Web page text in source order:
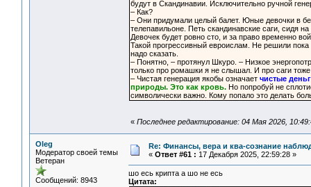
будут в Скандинавии. Исключительно ручной
– Как?
– Они придумали целый балет. Юные девочки в
телепавильоне. Петь скандинавские саги, сидя
Девочек будет ровно сто, и за право временно
Такой прогрессивный евроислам. Не решили
надо сказать.
– Понятно, – протянул Шкуро. – Низкое
только про ромашки я не слышал. И про саги
– Чистая генерация якобы означает чистые
природы. Это как кровь. Но попробуй не
символически важно. Кому попало это делать
« Последнее редактирование: 04 Мая 2026,
Oleg
Модератор своей темы
Ветеран
Сообщений: 8943
Re: Финансы, вера и ква-сознание
« Ответ #61 : 17 Декабря 2025, 22:59:28 »
шо есь крипта а шо не есь
Цитата: